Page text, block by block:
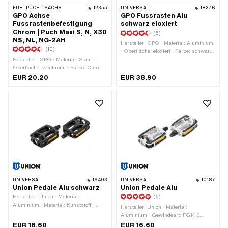
FÜR: PUCH · SACHS 12355
GPO Achse
Fussrastenbefestigung
Chrom | Puch Maxi S, N, X30
NS, NL, NG-2AH
(10)
Hersteller: GPO · Material: Stahl ·
Oberfläche: verchromt · Farbe: Chrom ·
Ø aussen: 16 mm · Gesamtlänge: 168
EUR 20.20
UNIVERSAL 18376
GPO Fussrasten Alu
schwarz eloxiert
(6)
Hersteller: GPO · Material: Aluminium
· Oberfläche: eloxiert · Farbe: schwarz
· Reflektoren: Nein
EUR 38.90
UNIVERSAL 16403
Union Pedale Alu schwarz
Hersteller: Union · Material:
Aluminium · Material: Kunststoff ·
EUR 16.60
UNIVERSAL 10187
Union Pedale Alu
(5)
Hersteller: Union · Material:
Aluminium · Gewindeart: FG14.3
(9/16" 20G) · Farbe: silber · Breite:
EUR 16.60